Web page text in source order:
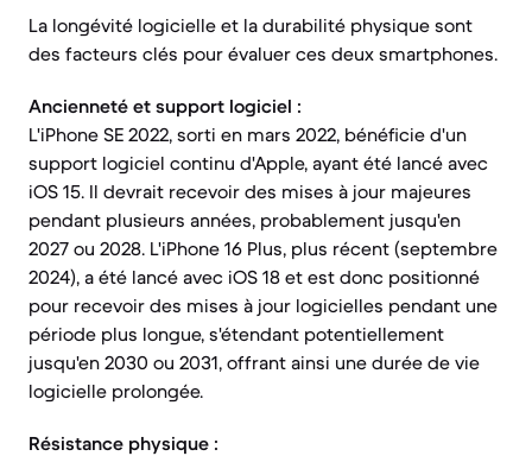
La longévité logicielle et la durabilité physique sont
des facteurs clés pour évaluer ces deux smartphones.
Ancienneté et support logiciel :
L'iPhone SE 2022, sorti en mars 2022, bénéficie d'un
support logiciel continu d'Apple, ayant été lancé avec
iOS 15. Il devrait recevoir des mises à jour majeures
pendant plusieurs années, probablement jusqu'en
2027 ou 2028. L'iPhone 16 Plus, plus récent (septembre
2024), a été lancé avec iOS 18 et est donc positionné
pour recevoir des mises à jour logicielles pendant une
période plus longue, s'étendant potentiellement
jusqu'en 2030 ou 2031, offrant ainsi une durée de vie
logicielle prolongée.
Résistance physique :